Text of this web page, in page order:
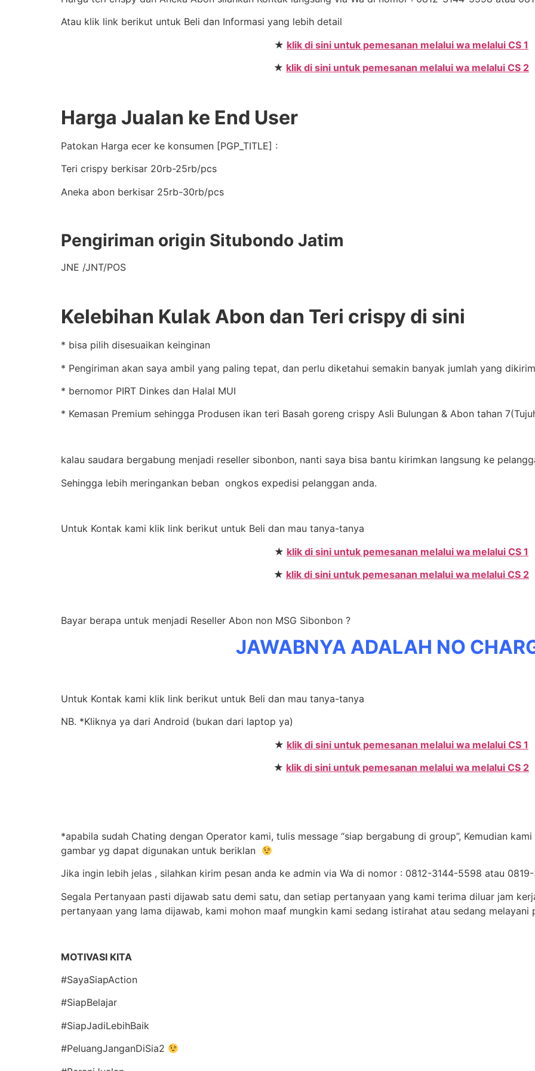
Atau klik link berikut untuk Beli dan Informasi yang lebih detail
★ klik di sini untuk pemesanan melalui wa melalui CS 1
★ klik di sini untuk pemesanan melalui wa melalui CS 2
Harga Jualan ke End User
Patokan Harga ecer ke konsumen [PGP_TITLE] :
Teri crispy berkisar 20rb-25rb/pcs
Aneka abon berkisar 25rb-30rb/pcs
Pengiriman origin Situbondo Jatim
JNE /JNT/POS
Kelebihan Kulak Abon dan Teri crispy di sini
* bisa pilih disesuaikan keinginan
* Pengiriman akan saya ambil yang paling tepat, dan perlu diketahui semakin banyak jumlah yang
* bernomor PIRT Dinkes dan Halal MUI
* Kemasan Premium sehingga Produsen ikan teri Basah goreng crispy Asli Bulungan & Abon tahan
kalau saudara bergabung menjadi reseller sibonbon, nanti saya bisa bantu kirimkan langsung ke
Sehingga lebih meringankan beban ongkos expedisi pelanggan anda.
Untuk Kontak kami klik link berikut untuk Beli dan mau tanya-tanya
★ klik di sini untuk pemesanan melalui wa melalui CS 1
★ klik di sini untuk pemesanan melalui wa melalui CS 2
Bayar berapa untuk menjadi Reseller Abon non MSG Sibonbon ?
JAWABNYA ADALAH NO
Untuk Kontak kami klik link berikut untuk Beli dan mau tanya-tanya
NB. *Kliknya ya dari Android (bukan dari laptop ya)
★ klik di sini untuk pemesanan melalui wa melalui CS 1
★ klik di sini untuk pemesanan melalui wa melalui CS 2
*apabila sudah Chating dengan Operator kami, tulis message “siap bergabung di group”, Kemudian
gambar yg dapat digunakan untuk beriklan
Jika ingin lebih jelas , silahkan kirim pesan anda ke admin via Wa di nomor : 0812-3144-5598 atau
Segala Pertanyaan pasti dijawab satu demi satu, dan setiap pertanyaan yang kami terima diluar jam
pertanyaan yang lama dijawab, kami mohon maaf mungkin kami sedang istirahat atau sedang melayani
MOTIVASI KITA
#SayaSiapAction
#SiapBelajar
#SiapJadiLebihBaik
#PeluangJanganDiSia2